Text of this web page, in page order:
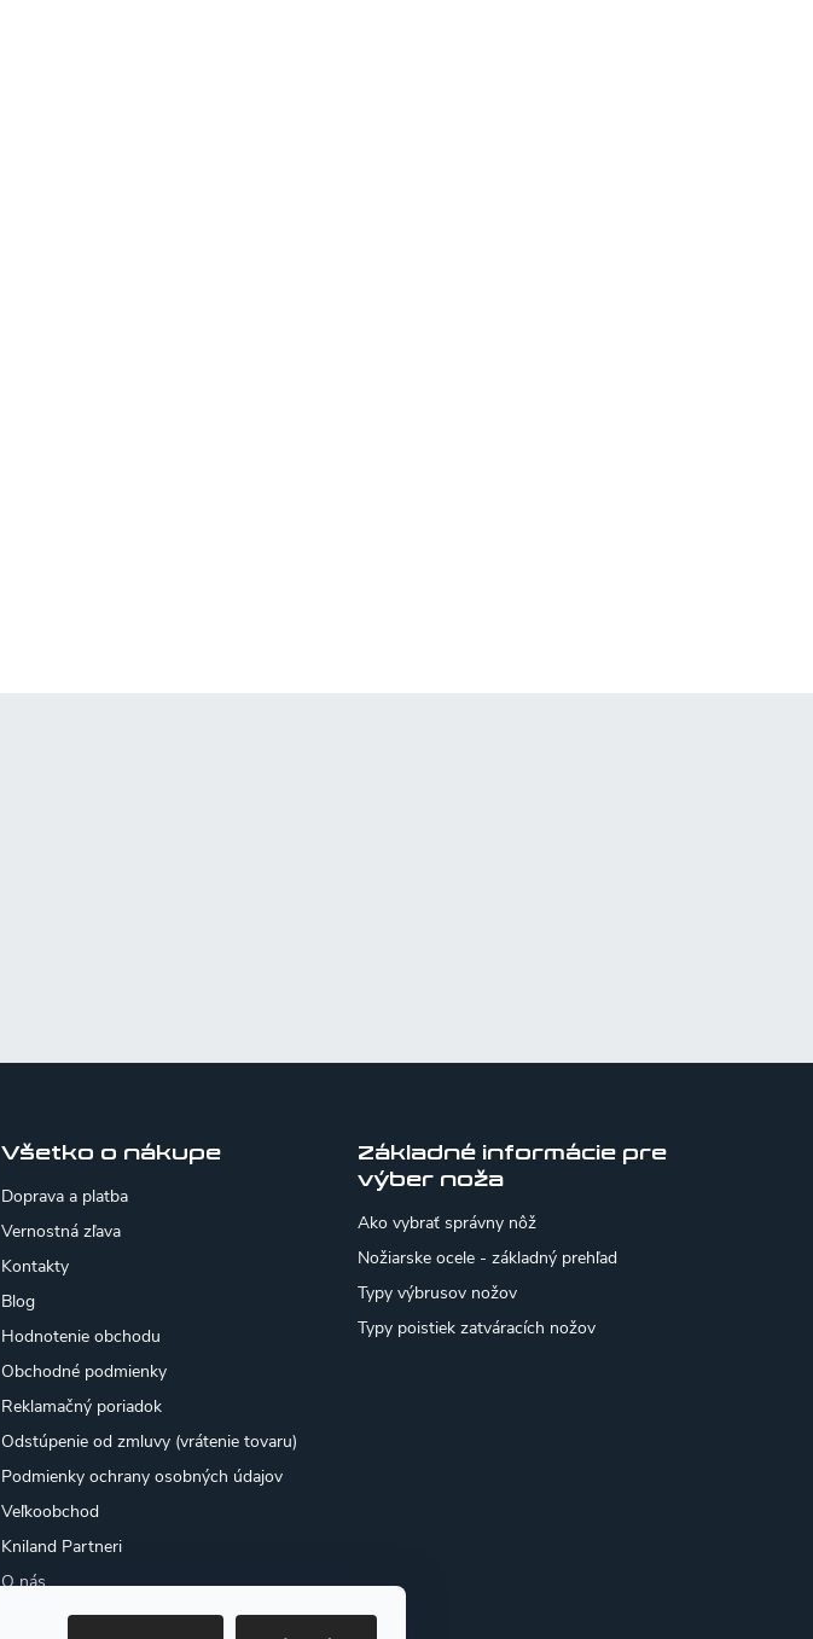
Všetko o nákupe
Doprava a platba
Vernostná zľava
Kontakty
Blog
Hodnotenie obchodu
Obchodné podmienky
Reklamačný poriadok
Odstúpenie od zmluvy (vrátenie tovaru)
Podmienky ochrany osobných údajov
Veľkoobchod
Kniland Partneri
O nás
Osobný odber
Základné informácie pre
výber noža
Ako vybrať správny nôž
Nožiarske ocele - základný prehľad
Typy výbrusov nožov
Typy poistiek zatváracích nožov